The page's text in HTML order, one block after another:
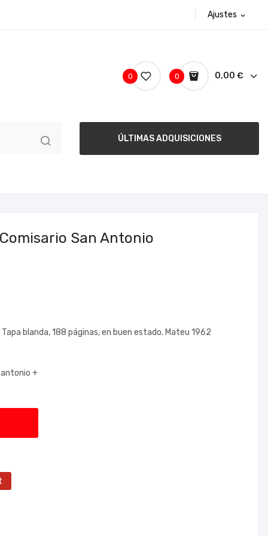
Ajustes expand_more
0 0,00 €
0
ÚLTIMAS ADQUISICIONES
San Antonio
blanda, 188 páginas, en buen estado. Mateu 1962
+